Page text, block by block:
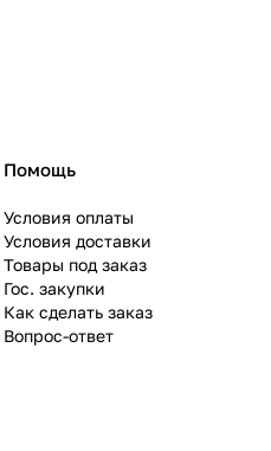
Помощь
Условия оплаты
Условия доставки
Товары под заказ
Гос. закупки
Как сделать заказ
Вопрос-ответ